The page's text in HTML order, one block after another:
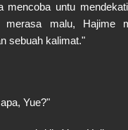
mencoba untu
merasa malu, Hajime
sebuah kalimat."
Yue?"